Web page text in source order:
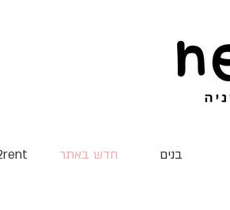
חדש באתר בנים